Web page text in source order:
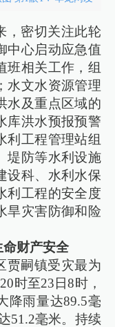
，密切关注此轮
中心启动应急值
班相关工作，组
水文水资源管理
水及重点区域的
库洪水预报预警
利工程管理站组
堤防等水利设施
设科、水利水保
利工程的安全度
旱灾害防御和险
财产安全
贾嗣镇受灾最为
时至23日8时，
降雨量达89.5毫
51.2毫米。持续